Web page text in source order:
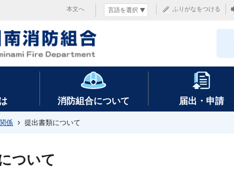
本文へ ふりがなをつける
消防組合について 届出・申請
係 › 提出書類について
ついて